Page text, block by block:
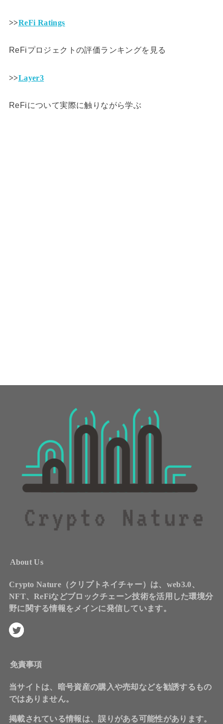
>>ReFi Ratings
ReFiプロジェクトの評価ランキングを見る
>>Layer3
ReFiについて実際に触りながら学ぶ
About Us
Crypto Nature（クリプトネイチャー）は、web3.0、
NFT、ReFiなどブロックチェーン技術を活用した環境分
野に関する情報をメインに発信しています。
免責事項
当サイトは、暗号資産の購入や売却などを勧誘するもの
ではありません。
掲載されている情報は、誤りがある可能性があります。